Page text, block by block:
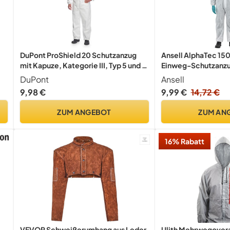
DuPont ProShield 20 Schutzanzug
mit Kapuze, Kategorie III, Typ 5 und 6
Weiß Größe M
DuPont
9,98 €
ZUM ANGEBOT
Ansell AlphaTec
Einweg-
Chemikalienschutz
Wasserabweisend
Einmal-
Ansell
9,99 € 14,72 €
ZUM
16% Rabatt